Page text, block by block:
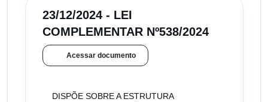
23/12/2024 - LEI
COMPLEMENTAR Nº538/2024
Acessar documento
DISPÕE SOBRE A ESTRUTURA